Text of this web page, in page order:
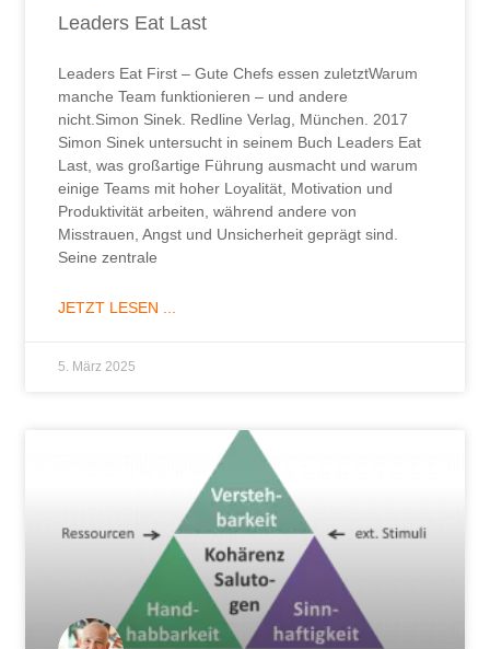
Leaders Eat Last
Leaders Eat First – Gute Chefs essen zuletztWarum
manche Team funktionieren – und andere
nicht.Simon Sinek. Redline Verlag, München. 2017
Simon Sinek untersucht in seinem Buch Leaders Eat
Last, was großartige Führung ausmacht und warum
einige Teams mit hoher Loyalität, Motivation und
Produktivität arbeiten, während andere von
Misstrauen, Angst und Unsicherheit geprägt sind.
Seine zentrale
JETZT LESEN ...
5. März 2025